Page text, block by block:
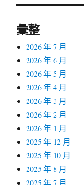
彙整
2026 年 7 月
2026 年 6 月
2026 年 5 月
2026 年 4 月
2026 年 3 月
2026 年 2 月
2026 年 1 月
2025 年 12 月
2025 年 10 月
2025 年 8 月
2025 年 7 月